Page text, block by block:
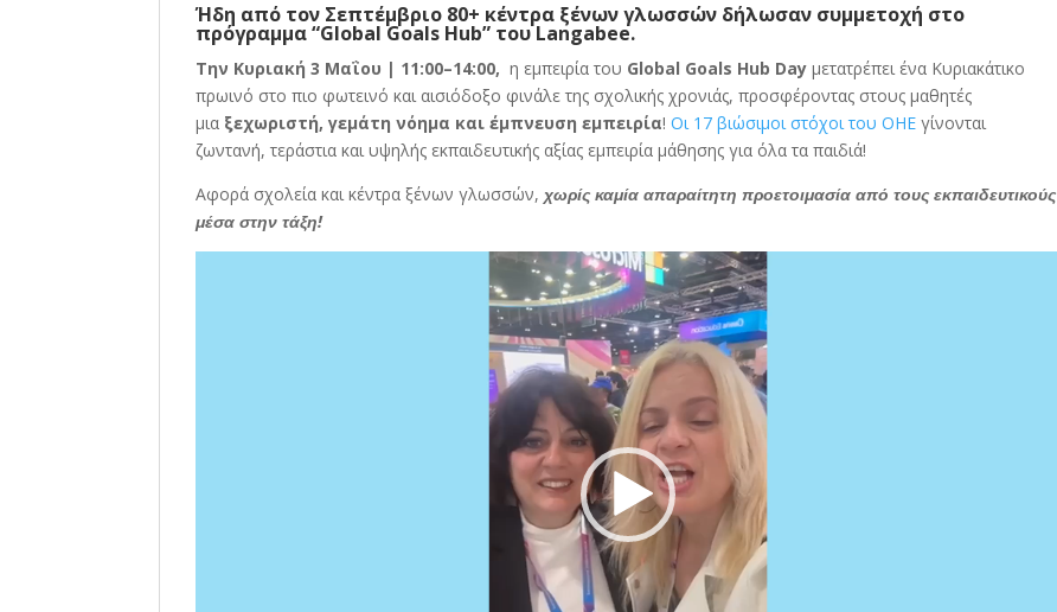
Ήδη από τον Σεπτέμβριο 80+ κέντρα ξένων γλωσσών δήλωσαν συμμετοχή στο
πρόγραμμα “Global Goals Hub” του Langabee.
Την Κυριακή 3 Μαΐου | 11:00–14:00, η εμπειρία του Global Goals Hub Day μετατρέπει ένα Κυριακάτικο
πρωινό στο πιο φωτεινό και αισιόδοξο φινάλε της σχολικής χρονιάς, προσφέροντας στους μαθητές
μια ξεχωριστή, γεμάτη νόημα και έμπνευση εμπειρία!Οι 17 βιώσιμοι στόχοι του ΟΗΕ γίνονται
ζωντανή, τεράστια και υψηλής εκπαιδευτικής αξίας εμπειρία μάθησης για όλα τα παιδιά!
Αφορά σχολεία και κέντρα ξένων γλωσσών, χωρίς καμία απαραίτητη προετοιμασία από τους εκπαιδευτικούς
μέσα στην τάξη!